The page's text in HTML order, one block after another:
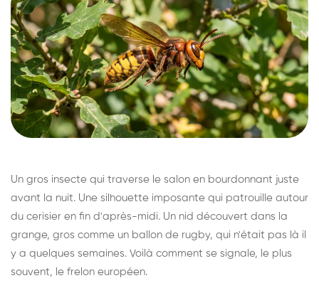
Un gros insecte qui traverse le salon en bourdonnant juste
avant la nuit. Une silhouette imposante qui patrouille autour
du cerisier en fin d'après-midi. Un nid découvert dans la
grange, gros comme un ballon de rugby, qui n'était pas là il
y a quelques semaines. Voilà comment se signale, le plus
souvent, le frelon européen.